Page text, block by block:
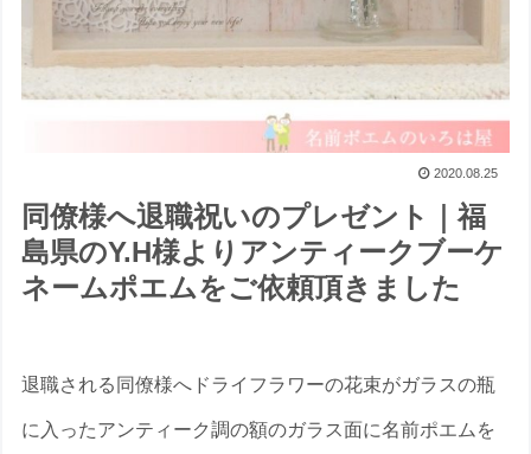
2020.08.25
同僚様へ退職祝いのプレゼント｜福
島県のY.H様よりアンティークブーケ
ネームポエムをご依頼頂きました
退職される同僚様へドライフラワーの花束がガラスの瓶
に入ったアンティーク調の額のガラス面に名前ポエムを